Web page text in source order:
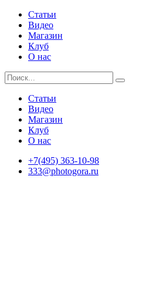
Статьи
Видео
Магазин
Клуб
О нас
Статьи
Видео
Магазин
Клуб
О нас
+7(495) 363-10-98
333@photogora.ru